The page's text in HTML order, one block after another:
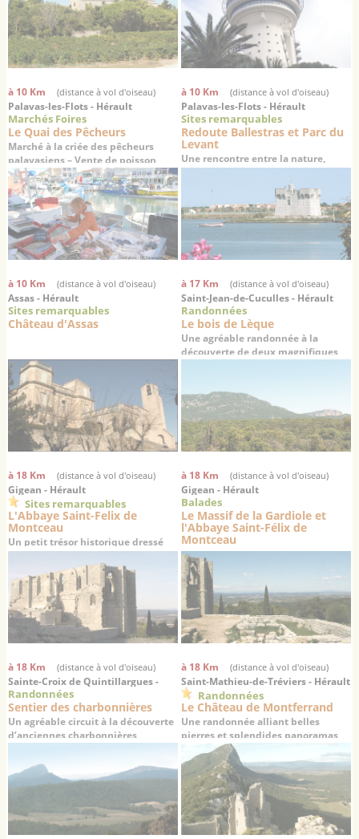
à 10 Km (distance à vol d'oiseau)
Palavas-les-Flots - Hérault
Marchés Foires
Le Quai des Pêcheurs
Marché à la criée des pêcheurs
palavasiens – Vente de poisson
frais en direct
à 10 Km (distance à vol d'oiseau)
Palavas-les-Flots - Hérault
Sites remarquables
Redoute Ballestras et Parc du
Levant
Une rencontre entre la nature,
l'histoire et la culture
à 10 Km (distance à vol d'oiseau)
Assas - Hérault
Sites remarquables
Château d'Assas
à 17 Km (distance à vol d'oiseau)
Saint-Jean-de-Cuculles - Hérault
Randonnées
Le bois de Lèque
Une agréable randonnée à la
découverte de deux magnifiques
à 18 Km (distance à vol d'oiseau)
Gigean - Hérault
Sites remarquables
L'Abbaye Saint-Felix de
Montceau
Un petit trésor historique dressé
sur un promontoire offrant une
superbe vue sur la plaine de
Gigean
à 18 Km (distance à vol d'oiseau)
Gigean - Hérault
Balades
Le Massif de la Gardiole et
l'Abbaye Saint-Félix de
Montceau
à 18 Km (distance à vol d'oiseau)
Sainte-Croix de Quintillargues -
Hérault
Randonnées
Sentier des charbonnières
Un agréable circuit à la découverte
d’anciennes charbonnières
à 18 Km (distance à vol d'oiseau)
Saint-Mathieu-de-Tréviers - Hérault
Randonnées
Le Château de Montferrand
Une randonnée alliant belles
pierres et splendides panoramas